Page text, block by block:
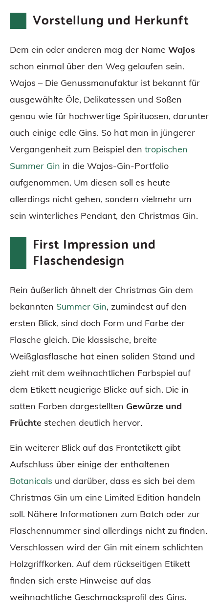
Vorstellung und Herkunft
Dem ein oder anderen mag der Name Wajos
schon einmal über den Weg gelaufen sein.
Wajos – Die Genussmanufaktur ist bekannt für
ausgewählte Öle, Delikatessen und Soßen
genau wie für hochwertige Spirituosen, darunter
auch einige edle Gins. So hat man in jüngerer
Vergangenheit zum Beispiel den tropischen
Summer Gin in die Wajos-Gin-Portfolio
aufgenommen. Um diesen soll es heute
allerdings nicht gehen, sondern vielmehr um
sein winterliches Pendant, den Christmas Gin.
First Impression und
Flaschendesign
Rein äußerlich ähnelt der Christmas Gin dem
bekannten Summer Gin, zumindest auf den
ersten Blick, sind doch Form und Farbe der
Flasche gleich. Die klassische, breite
Weißglasflasche hat einen soliden Stand und
zieht mit dem weihnachtlichen Farbspiel auf
dem Etikett neugierige Blicke auf sich. Die in
satten Farben dargestellten Gewürze und
Früchte stechen deutlich hervor.
Ein weiterer Blick auf das Frontetikett gibt
Aufschluss über einige der enthaltenen
Botanicals und darüber, dass es sich bei dem
Christmas Gin um eine Limited Edition handeln
soll. Nähere Informationen zum Batch oder zur
Flaschennummer sind allerdings nicht zu finden.
Verschlossen wird der Gin mit einem schlichten
Holzgriffkorken. Auf dem rückseitigen Etikett
finden sich erste Hinweise auf das
weihnachtliche Geschmacksprofil des Gins.